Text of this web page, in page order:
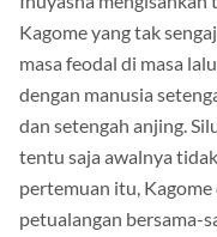
Kagome yang tak
masa feodal di masa
dengan manusia
dan setengah anjing.
tentu saja awalnya
pertemuan itu,
petualangan bersama-